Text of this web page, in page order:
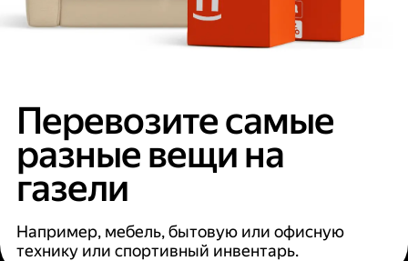
Перевозите самые
разные вещи на
газели
Например, мебель, бытовую или офисную
технику или спортивный инвентарь.